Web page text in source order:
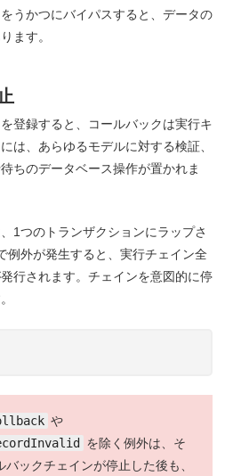
うかつにバイパスすると、データの
ます。
登録すると、コールバックは実行キ
は、あらゆるモデルに対する検証、
ちのデータベース操作が置かれま
1つのトランザクションにラップさ
例外が発生すると、実行チェイン全
行されます。チェインを意図的に停
や
を除く例外は、そ
ックチェインが停止した後も、